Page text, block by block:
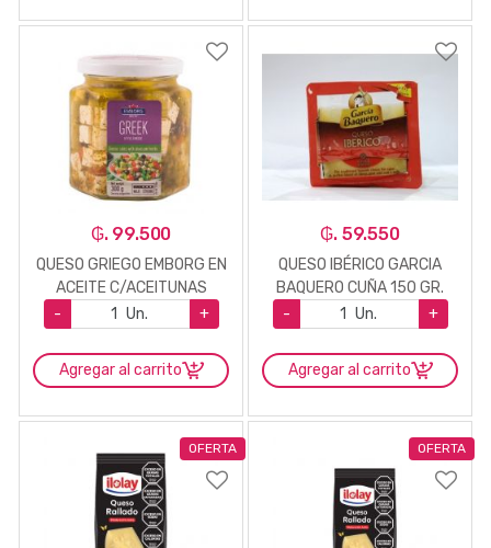
₲. 99.500
QUESO GRIEGO EMBORG EN
ACEITE C/ACEITUNAS
300GR
- Un. +
Agregar al carrito
₲. 59.550
QUESO IBÉRICO GARCIA
BAQUERO CUÑA 150 GR.
-
Un. +
Agregar al carrito
OFERTA OFERTA